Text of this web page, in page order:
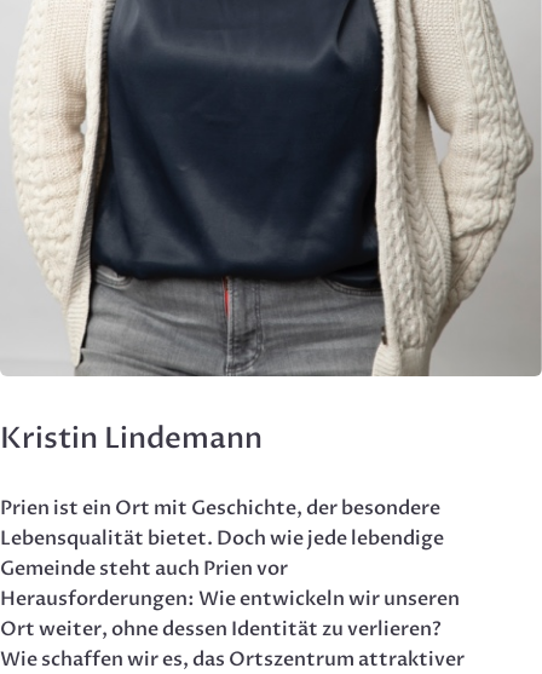
Kristin Lindemann
Prien ist ein Ort mit Geschichte, der besondere
Lebensqualität bietet. Doch wie jede lebendige
Gemeinde steht auch Prien vor
Herausforderungen: Wie entwickeln wir unseren
Ort weiter, ohne dessen Identität zu verlieren?
Wie schaffen wir es, das Ortszentrum attraktiver